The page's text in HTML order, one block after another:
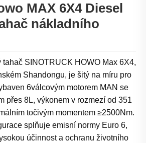
MAX 6X4 Diesel
nákladního
SINOTRUCK HOWO Max 6X4,
Shandongu, je šitý na míru pro
6válcovým motorem MAN se
přes 8L, výkonem v rozmezí od 351
točivým momentem ≥2500Nm.
splňuje emisní normy Euro 6,
účinnost a ochranu životního